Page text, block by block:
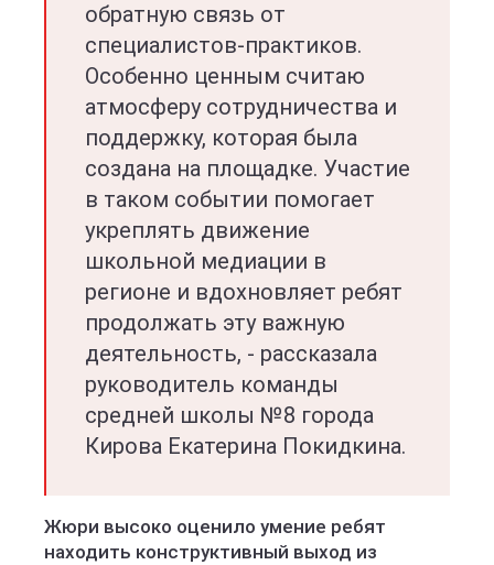
обратную связь от
специалистов-практиков.
Особенно ценным считаю
атмосферу сотрудничества и
поддержку, которая была
создана на площадке. Участие
в таком событии помогает
укреплять движение
школьной медиации в
регионе и вдохновляет ребят
продолжать эту важную
деятельность, - рассказала
руководитель команды
средней школы №8 города
Кирова Екатерина Покидкина.
Жюри высоко оценило умение ребят
находить конструктивный выход из